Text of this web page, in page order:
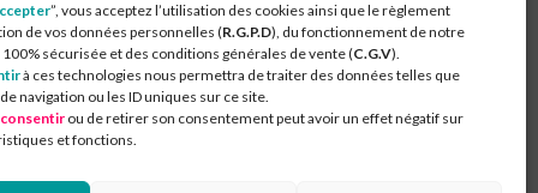
”, vous acceptez l’utilisation des cookies ainsi que le règlement
de vos données personnelles (R.G.P.D), du fonctionnement de notre
100% sécurisée et des conditions générales de vente (C.G.V).
à ces technologies nous permettra de traiter des données telles que
navigation ou les ID uniques sur ce site.
consentir ou de retirer son consentement peut avoir un effet négatif sur
et fonctions.